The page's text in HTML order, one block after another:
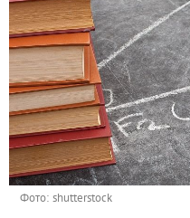
Фото: shutterstock